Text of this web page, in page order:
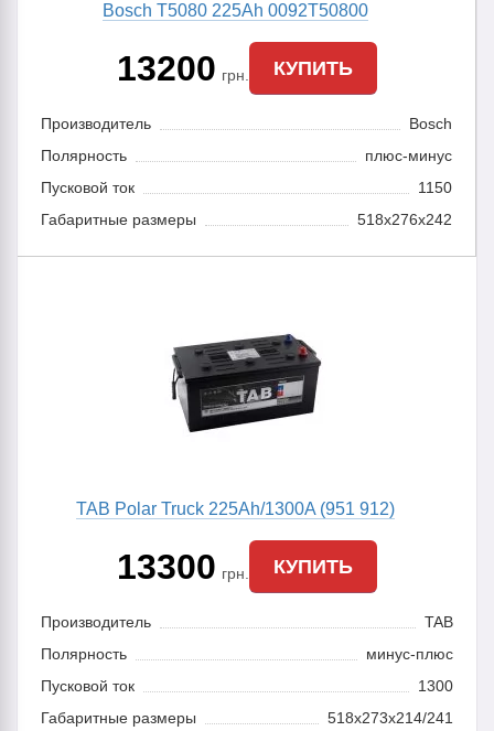
Bosch T5080 225Ah 0092Т50800
13200 грн. КУПИТЬ
Производитель
Bosch
Полярность
плюс-минус
Пусковой ток
1150
Габаритные размеры
518x276x242
TAB Polar Truck 225Ah/1300A (951 912)
13300 грн. КУПИТЬ
Производитель
TAB
Полярность
минус-плюс
Пусковой ток
1300
Габаритные размеры
518х273х214/241